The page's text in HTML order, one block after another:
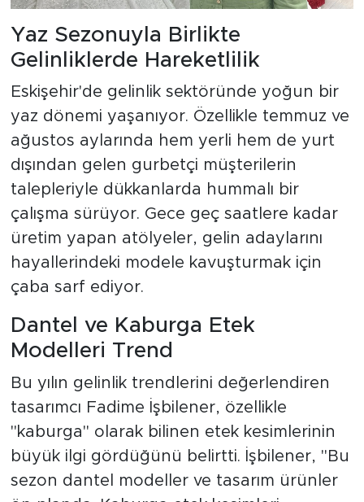
Yaz Sezonuyla Birlikte
Gelinliklerde Hareketlilik
Eskişehir'de gelinlik sektöründe yoğun bir
yaz dönemi yaşanıyor. Özellikle temmuz ve
ağustos aylarında hem yerli hem de yurt
dışından gelen gurbetçi müşterilerin
talepleriyle dükkanlarda hummalı bir
çalışma sürüyor. Gece geç saatlere kadar
üretim yapan atölyeler, gelin adaylarını
hayallerindeki modele kavuşturmak için
çaba sarf ediyor.
Dantel ve Kaburga Etek
Modelleri Trend
Bu yılın gelinlik trendlerini değerlendiren
tasarımcı Fadime İşbilener, özellikle
"kaburga" olarak bilinen etek kesimlerinin
büyük ilgi gördüğünü belirtti. İşbilener, "Bu
sezon dantel modeller ve tasarım ürünler